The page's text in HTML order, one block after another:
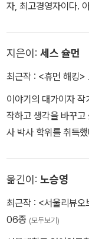
자, 최고경영자이다.
회공학 체계를 확립
을 기획하여, 미국 국
달성 훈련을 주제로
뉴스레터를 제작, 운
도록 전 세계의 저명
『피싱 : 악성 이메
Offensive and
안 전문가를 대상으로
적 소통을 활용하는
지은이: 세스 슐먼
최근작 : <휴먼 해킹>
이야기의 대가이자
작하고 생각을 바꾸
사 박사 학위를 취득
그의 활동에 관한 더
옮긴이: 노승영
최근작 : <서울리뷰
06종 (모두보기)